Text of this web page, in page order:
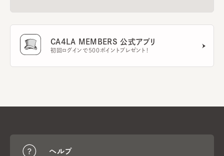
CA4LA MEMBERS 公式アプリ
初回ログインで500ポイントプレゼント！
ヘルプ